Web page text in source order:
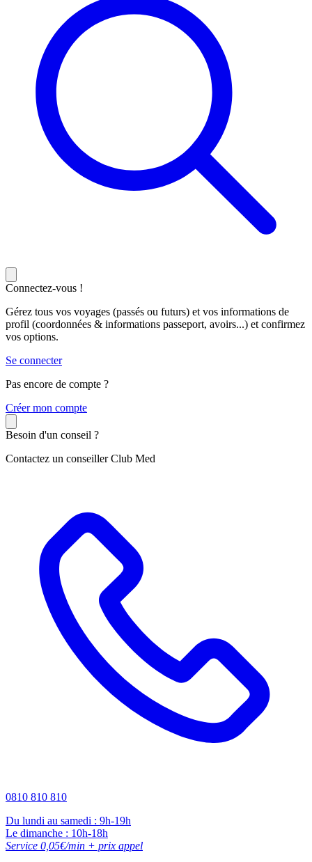
Connectez-vous !
Gérez tous vos voyages (passés ou futurs) et vos informations de
profil (coordonnées & informations passeport, avoirs...) et confirmez
vos options.
Se connecter
Pas encore de compte ?
Créer mon compte
Besoin d'un conseil ?
Contactez un conseiller Club Med
0810 810 810
Du lundi au samedi : 9h-19h
Le dimanche : 10h-18h
Service 0,05€/min + prix appel